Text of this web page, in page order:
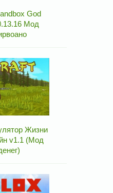
God
Мод
Жизни
v1.1 (Мод